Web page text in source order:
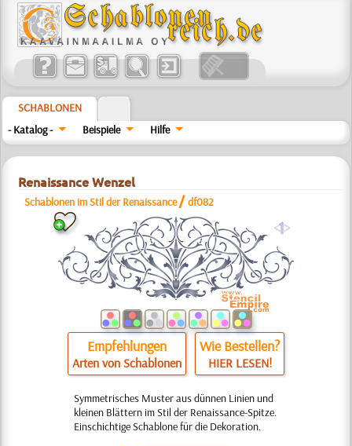
SCHABLONEN
- Katalog -
Beispiele Hilfe
Renaissance Wenzel
Schablonen im Stil der Renaissance /df082
a
Empfehlungen
Arten von Schablonen
Wie Bestellen?
HIER LESEN!
Symmetrisches Muster aus dünnen Linien und
kleinen Blättern im Stil der Renaissance-Spitze.
Einschichtige Schablone für die Dekoration.